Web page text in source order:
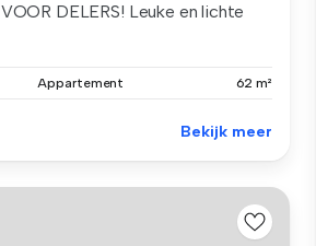
DELERS! Leuke en lichte
Appartement 62 m²
Bekijk meer